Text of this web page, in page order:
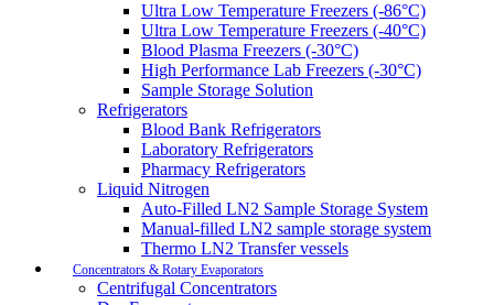
Ultra Low Temperature Freezers (-86°C)
Ultra Low Temperature Freezers (-40°C)
Blood Plasma Freezers (-30°C)
High Performance Lab Freezers (-30°C)
Sample Storage Solution
Refrigerators
Blood Bank Refrigerators
Laboratory Refrigerators
Pharmacy Refrigerators
Liquid Nitrogen
Auto-Filled LN2 Sample Storage System
Manual-filled LN2 sample storage system
Thermo LN2 Transfer vessels
Concentrators & Rotary Evaporators
Centrifugal Concentrators